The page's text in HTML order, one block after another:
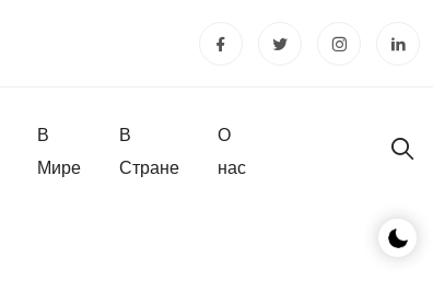
В
Мире
В
Стране
О
нас